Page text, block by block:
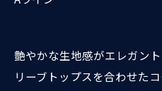
艶やかな生地感がエレガン
リーブトップスを合わせたコ